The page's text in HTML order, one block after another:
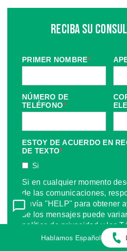
Reciba Su
PRIMER NOMBRE*
NÚMERO DE
TELÉFONO*
ESTOY DE ACUERDO EN
DE TEXTO*
Si
Si en cualquier momento
de las comunicaciones,
Envía "HELP" para obtener
de los mensajes puede
política de privacidad y los
Condiciones en la página
Hablamos Español